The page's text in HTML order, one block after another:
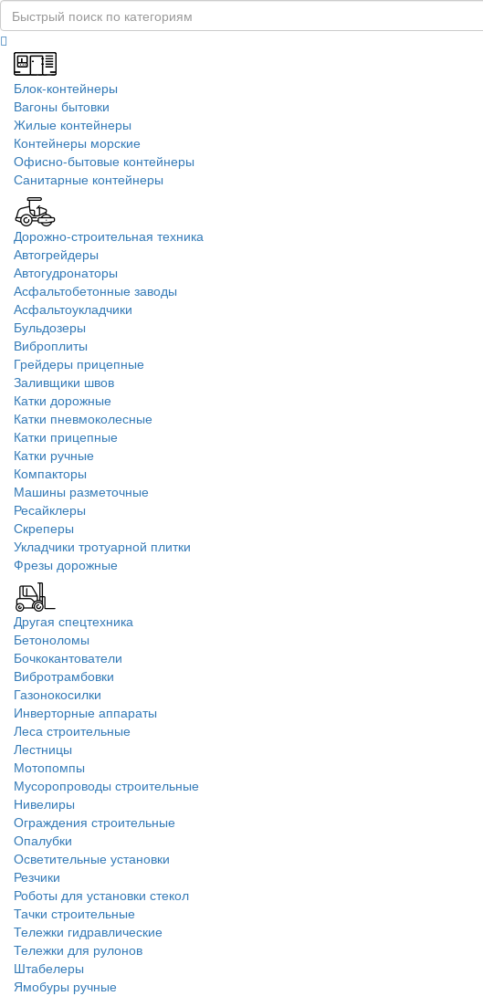
Блок-контейнеры
Вагоны бытовки
Жилые контейнеры
Контейнеры морские
Офисно-бытовые контейнеры
Санитарные контейнеры
Дорожно-строительная техника
Автогрейдеры
Автогудронаторы
Асфальтобетонные заводы
Асфальтоукладчики
Бульдозеры
Виброплиты
Грейдеры прицепные
Заливщики швов
Катки дорожные
Катки пневмоколесные
Катки прицепные
Катки ручные
Компакторы
Машины разметочные
Ресайклеры
Скреперы
Укладчики тротуарной плитки
Фрезы дорожные
Другая спецтехника
Бетоноломы
Бочкокантователи
Вибротрамбовки
Газонокосилки
Инверторные аппараты
Леса строительные
Лестницы
Мотопомпы
Мусоропроводы строительные
Нивелиры
Ограждения строительные
Опалубки
Осветительные установки
Резчики
Роботы для установки стекол
Тачки строительные
Тележки гидравлические
Тележки для рулонов
Штабелеры
Ямобуры ручные